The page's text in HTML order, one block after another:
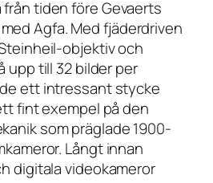
tiden före Gevaerts
Agfa. Med fjäderdriven
objektiv och
upp till 32 bilder per
ett intressant stycke
fint exempel på den
som präglade 1900-
Långt innan
digitala videokameror